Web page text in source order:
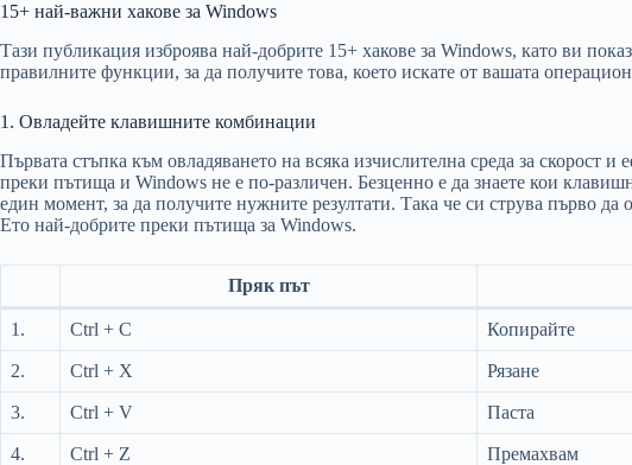
15+ най-важни хакове за Windows
Тази публикация изброява най-добрите 15+ хакове за Windows, като ви
правилните функции, за да получите това, което искате от вашата
1. Овладейте клавишните комбинации
Първата стъпка към овладяването на всяка изчислителна среда за скорост и
преки пътища и Windows не е по-различен. Безценно е да знаете кои
един момент, за да получите нужните резултати. Така че си струва първо да
Ето най-добрите преки пътища за Windows.
Пряк път
1. Ctrl + C Копирайте
2. Ctrl + X Рязане
3. Ctrl + V Паста
4. Ctrl + Z Премахвам